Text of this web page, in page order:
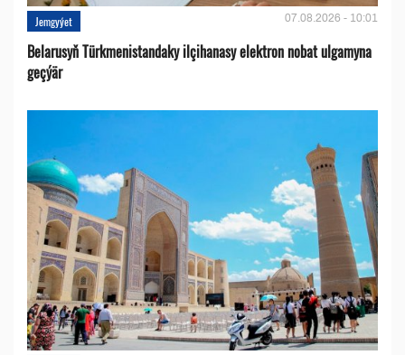
Jemgyýet 07.08.2026 - 10:01
Belarusyň Türkmenistandaky ilçihanasy elektron nobat ulgamyna
geçýär